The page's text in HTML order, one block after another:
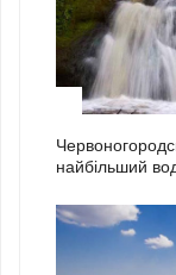
найбільший